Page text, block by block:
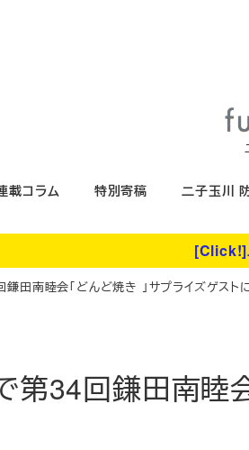
載コラム 特別寄稿 二子玉川
[Click!]
田南睦会「どんど焼き 」サプライズゲスト
34回鎌田南睦